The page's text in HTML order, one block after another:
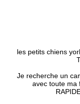
Avis Clients
les petits chiens
Je recherche un
avec toute ma